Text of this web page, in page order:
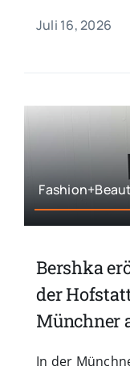
Juli 16, 2026
Bershka
der
Münchner
In der